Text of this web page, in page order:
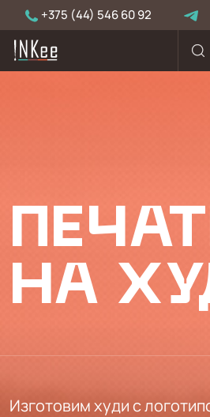
+375 (44) 546 60 92
НА
Изготовим худи с